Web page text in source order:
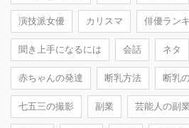
演技派女優 カリスマ 俳優ラン
聞き上手になるには 会話 ネタ
赤ちゃんの発達 断乳方法 断乳
七五三の撮影 副業 芸能人の副業